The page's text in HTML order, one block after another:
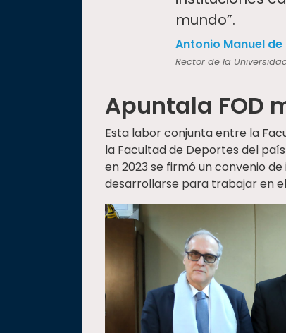
mundo”.
Antonio Manuel de
Rector de la
Apuntala FOD
Esta labor conjunta entre la
la Facultad de Deportes del
en 2023 se firmó un convenio
desarrollarse para trabajar en